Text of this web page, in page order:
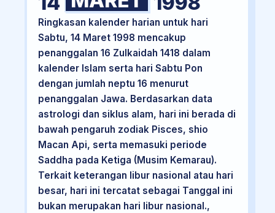
Ringkasan kalender harian untuk hari
Sabtu, 14 Maret 1998 mencakup
penanggalan 16 Zulkaidah 1418 dalam
kalender Islam serta hari Sabtu Pon
dengan jumlah neptu 16 menurut
penanggalan Jawa. Berdasarkan data
astrologi dan siklus alam, hari ini berada di
bawah pengaruh zodiak Pisces, shio
Macan Api, serta memasuki periode
Saddha pada Ketiga (Musim Kemarau).
Terkait keterangan libur nasional atau hari
besar, hari ini tercatat sebagai Tanggal ini
bukan merupakan hari libur nasional.,